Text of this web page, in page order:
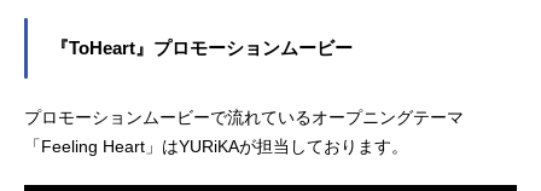
『ToHeart』プロモーションムービー
プロモーションムービーで流れているオープニングテーマ
「Feeling Heart」はYURiKAが担当しております。